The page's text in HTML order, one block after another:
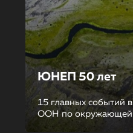
ЮНЕП 50 лет
15 главных событий
ООН по окружающей